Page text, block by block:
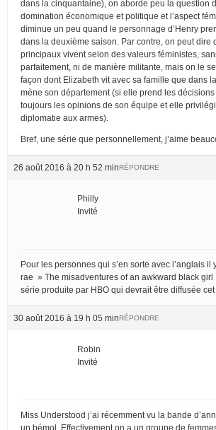
dans la cinquantaine), on aborde peu la question
domination économique et politique et l’aspect
diminue un peu quand le personnage d’Henry
dans la deuxième saison. Par contre, on peut dire
principaux vivent selon des valeurs féministes,
parfaitement, ni de manière militante, mais on le
façon dont Elizabeth vit avec sa famille que dans
mène son département (si elle prend les
toujours les opinions de son équipe et elle
diplomatie aux armes).
Bref, une série que personnellement, j’aime
26 août 2016 à 20 h 52 minRÉPONDRE
Philly
Invité
Pour les personnes qui s’en sorte avec l’anglais il
rae » The misadventures of an awkward black
série produite par HBO qui devrait être diffusée cet
30 août 2016 à 19 h 05 minRÉPONDRE
Robin
Invité
Miss Understood j’ai récemment vu la bande
un bémol. Effectivement on a un groupe de